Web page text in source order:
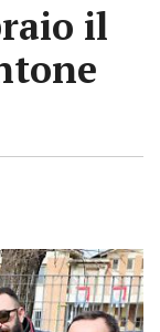
il